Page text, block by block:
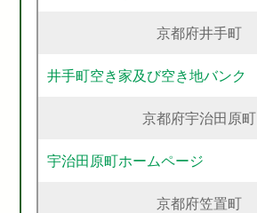
京都府井手町
井手町空き家及び空き地バンク
京都府宇治田原町
宇治田原町ホームページ
京都府笠置町